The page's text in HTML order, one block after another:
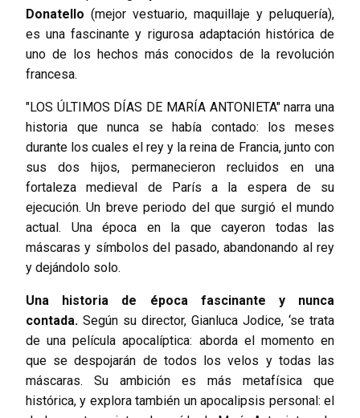
Donatello (mejor vestuario, maquillaje y peluquería),
es una fascinante y rigurosa adaptación histórica de
uno de los hechos más conocidos de la revolución
francesa.
"LOS ÚLTIMOS DÍAS DE MARÍA ANTONIETA" narra una
historia que nunca se había contado: los meses
durante los cuales el rey y la reina de Francia, junto con
sus dos hijos, permanecieron recluidos en una
fortaleza medieval de París a la espera de su
ejecución. Un breve periodo del que surgió el mundo
actual. Una época en la que cayeron todas las
máscaras y símbolos del pasado, abandonando al rey
y dejándolo solo.
Una historia de época fascinante y nunca
contada. Según su director, Gianluca Jodice, ‘se trata
de una película apocalíptica: aborda el momento en
que se despojarán de todos los velos y todas las
máscaras. Su ambición es más metafísica que
histórica, y explora también un apocalipsis personal: el